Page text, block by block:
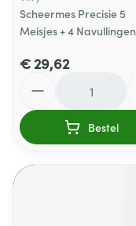
Scheermes Precisie 5
Meisjes + 4 Navullingen
€ 29,62
Bestel